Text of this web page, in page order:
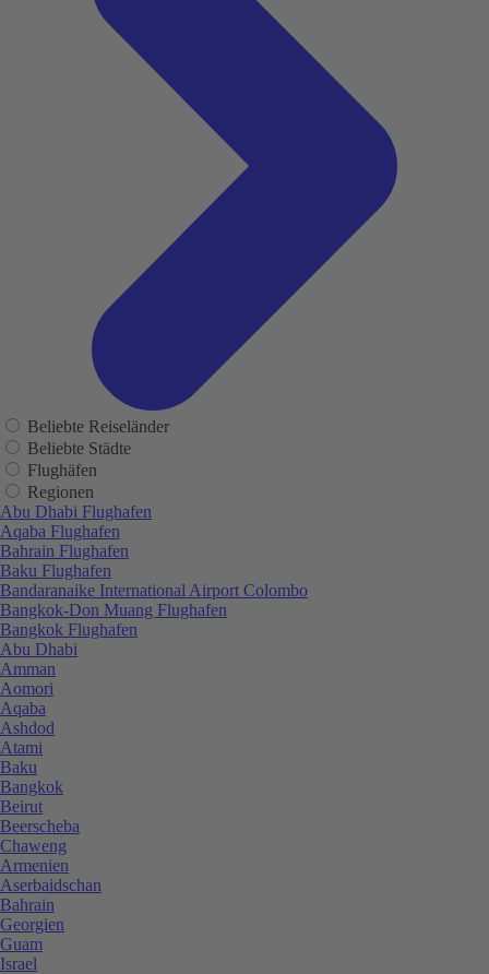
Beliebte Reiseländer
Beliebte Städte
Flughäfen
Regionen
Abu Dhabi Flughafen
Aqaba Flughafen
Bahrain Flughafen
Baku Flughafen
Bandaranaike International Airport Colombo
Bangkok-Don Muang Flughafen
Bangkok Flughafen
Abu Dhabi
Amman
Aomori
Aqaba
Ashdod
Atami
Baku
Bangkok
Beirut
Beerscheba
Chaweng
Armenien
Aserbaidschan
Bahrain
Georgien
Guam
Israel